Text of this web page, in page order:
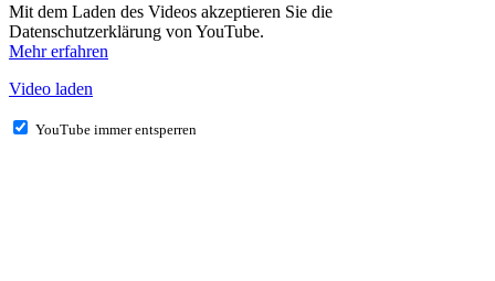
Mit dem Laden des Videos akzeptieren Sie die
Datenschutzerklärung von YouTube.
Mehr erfahren
Video laden
YouTube immer entsperren